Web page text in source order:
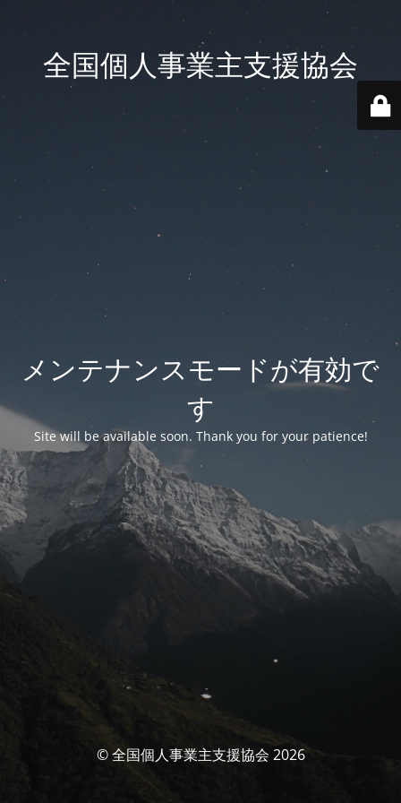
全国個人事業主支援協会
メンテナンスモードが有効で
す
Site will be available soon. Thank you for your patience!
© 全国個人事業主支援協会 2026